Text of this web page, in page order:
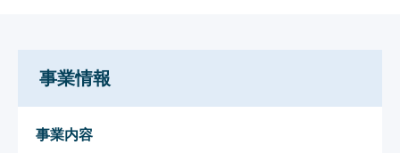
事業情報
事業内容